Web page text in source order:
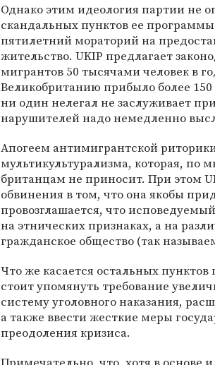
Однако этим идеология партии не
скандальных пунктов ее
пятилетний мораторий на
жительство. UKIP предлагает
мигрантов 50 тысячами человек в
Великобританию прибыло более
ни один нелегал не заслуживает
нарушителей надо немедленно
Апогеем антимигрантской
мультикультурализма, которая, по
британцам не приносит. При этом
обвинения в том, что она якобы
провозглашается, что
на этнических признаках, а на
гражданское общество (так
Что же касается остальных
стоит упомянуть требование
систему уголовного наказания,
а также ввести жесткие меры
преодоления кризиса.